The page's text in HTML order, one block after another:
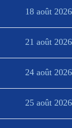
18 août 2026
21 août 2026
24 août 2026
25 août 2026